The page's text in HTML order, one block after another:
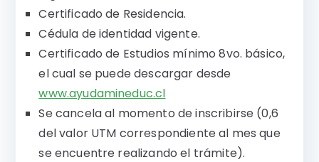
Certificado de Residencia.
Cédula de identidad vigente.
Certificado de Estudios mínimo 8vo. básico,
el cual se puede descargar desde
www.ayudamineduc.cl
Se cancela al momento de inscribirse (0,6
del valor UTM correspondiente al mes que
se encuentre realizando el trámite).